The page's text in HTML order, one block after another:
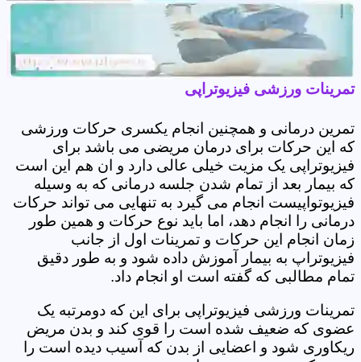
تمرینات ورزشی فیزیوتراپی
تمرین درمانی و همچنین انجام یکسری حرکات ورزشی
که این حرکات برای درمان مریضی می باشد برای
فیزیوتراپی یک مزیت خیلی عالی دارد و ان هم این است
که بیمار بعد از تمام شدن جلسه درمانی که به وسیله
فیزیوتواپیست انجام می گیرد به تنهایی می تواند حرکات
درمانی را انجام دهد، اما باید نوع حرکات و همین طور
زمان انجام این حرکات و تمرینات اول از جانب
فیزیوتراپ به بیمار آموزش داده شود و به طور دقیق
تمام مطالبی که گفته است او انجام داد.
تمرینات ورزشی فیزیوتراپی برای این که دومرتبه یک
عضوی که ضعیف شده است را قوی کند و بدن مریض
ریکاوری شود و اعضایی از بدن که آسیب دیده است را